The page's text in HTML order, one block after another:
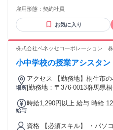
告・相談を適切にできる方 【歓迎する人物像】 ・周囲との協
調を大切にできる方 ・子ど
い方 ・丁寧な対応が得意な
す。 【自宅環境】 在宅事務作業があるため、インターネット
雇用形態： 契約社員
お気に入り
株式会社ベネッセコーポレーション
小中学校の授業アシスタン
場所
アクセス 【勤務地】桐生市
を考慮の上、決定 ＜採用と
は複数校となる場合もござ
はご相談の上で決定いたしま
[勤務地：〒376-0013群馬県
給与
時給1,290円以上 給与 時給
資格 【必須スキル】 ・パソ